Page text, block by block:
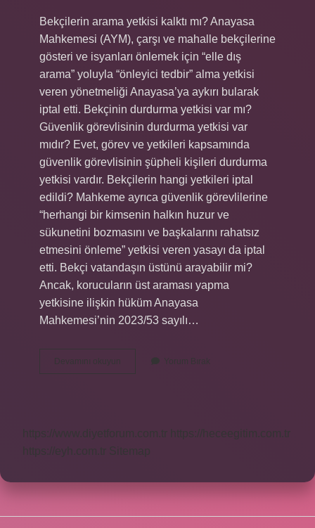
Bekçilerin arama yetkisi kalktı mı? Anayasa
Mahkemesi (AYM), çarşı ve mahalle bekçilerine
gösteri ve isyanları önlemek için “elle dış
arama” yoluyla “önleyici tedbir” alma yetkisi
veren yönetmeliği Anayasa’ya aykırı bularak
iptal etti. Bekçinin durdurma yetkisi var mı?
Güvenlik görevlisinin durdurma yetkisi var
mıdır? Evet, görev ve yetkileri kapsamında
güvenlik görevlisinin şüpheli kişileri durdurma
yetkisi vardır. Bekçilerin hangi yetkileri iptal
edildi? Mahkeme ayrıca güvenlik görevlilerine
“herhangi bir kimsenin halkın huzur ve
sükunetini bozmasını ve başkalarını rahatsız
etmesini önleme” yetkisi veren yasayı da iptal
etti. Bekçi vatandaşın üstünü arayabilir mi?
Ancak, korucuların üst araması yapma
yetkisine ilişkin hüküm Anayasa
Mahkemesi’nin 2023/53 sayılı…
Devamını okuyun
Yetkileri
Yorum Bırak
https://www.diyetforum.com.tr
https://heceegitim.com.tr
https://eyh.com.tr
Sitemap